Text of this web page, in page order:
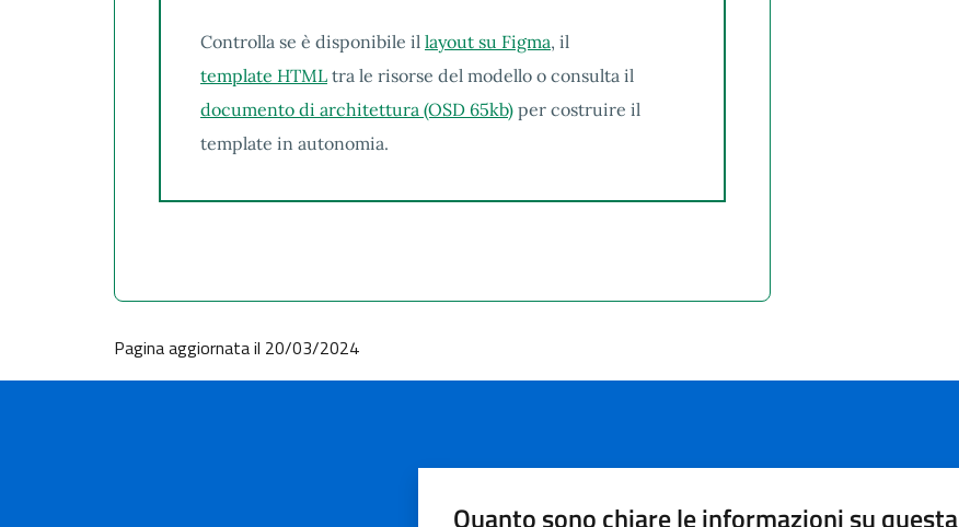
Controlla se è disponibile il layout su Figma, il
template HTMLtra le risorse del modello o consulta il
documento di architettura (OSD 65kb)per costruire il
template in autonomia.
Pagina aggiornata il 20/03/2024
Quanto sono chiare le informazioni su questa